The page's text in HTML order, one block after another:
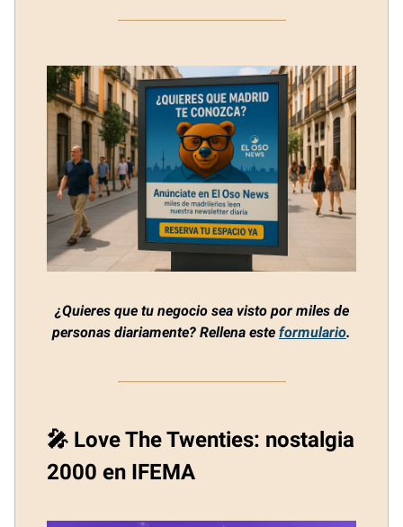
¿Quieres que tu negocio sea visto por miles de
personas diariamente? Rellena este formulario.
🎤 Love The Twenties: nostalgia
2000 en IFEMA